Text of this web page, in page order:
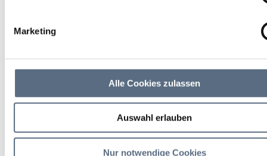
Marketing
Alle Cookies zulassen
Auswahl erlauben
Nur notwendige Cookies